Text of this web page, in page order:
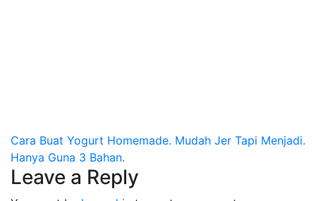
Post
navigation
Cara Buat Yogurt Homemade. Mudah Jer Tapi Menjadi.
Hanya Guna 3 Bahan.
Leave a Reply